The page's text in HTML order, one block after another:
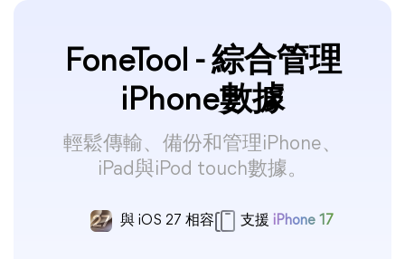
FoneTool - 綜合管理
iPhone數據
輕鬆傳輸、備份和管理iPhone、
iPad與iPod touch數據。
與 iOS 27 相容 支援 iPhone 17